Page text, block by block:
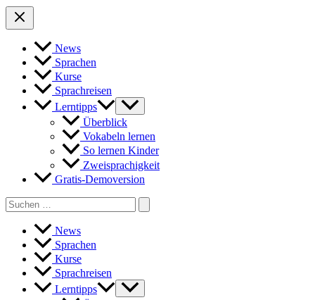
News
Sprachen
Kurse
Sprachreisen
Lerntipps
Überblick
Vokabeln lernen
So lernen Kinder
Zweisprachigkeit
Gratis-Demoversion
Search
for:
News
Sprachen
Kurse
Sprachreisen
Lerntipps